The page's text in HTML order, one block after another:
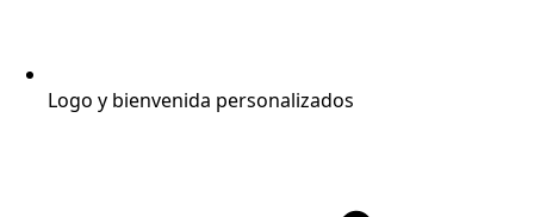
Logo y bienvenida personalizados